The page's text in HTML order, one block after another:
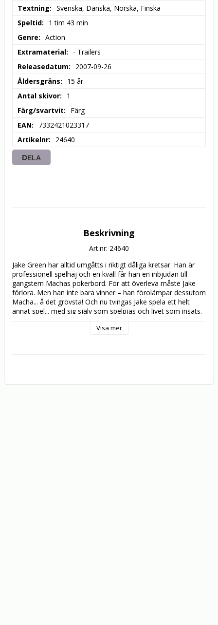
Textning
Svenska, Danska, Norska, Finska
Speltid
1 tim 43 min
Genre
Action
Extramaterial
- Trailers
Releasedatum
2007-09-26
Åldersgräns
15 år
Antal skivor
1
Färg/svartvit
Färg
EAN
7332421023317
Artikelnr
24640
DELA
Beskrivning
Art.nr: 24640
Jake Green har alltid umgåtts i riktigt dåliga kretsar. Han är
professionell spelhaj och en kväll får han en inbjudan till
gangstern Machas pokerbord. För att överleva måste Jake
förlora. Men han inte bara vinner – han förolämpar dessutom
Macha... å det grövsta! Och nu tvingas Jake spela ett helt
annat spel... med sig själv som spelpjäs och livet som insats.
Efter SNATCH och LOCK, STOCK & TWO SMOKING
är som om THE USUAL SUSPECTS möter CASINO ROYALE
Visa mer